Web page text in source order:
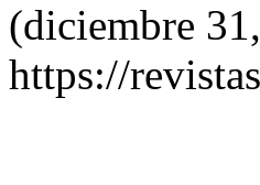
(diciembre
https://